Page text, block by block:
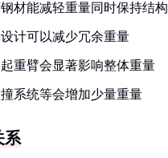
钢材能减轻重量同时保持结
计可以减少冗余重量
起重臂会显著影响整体重量
撞系统等会增加少量重量
系